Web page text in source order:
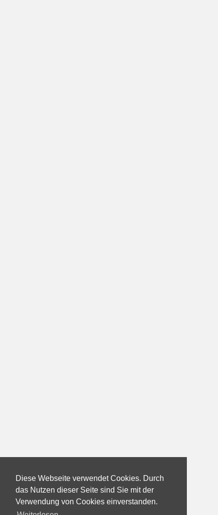
Diese Webseite verwendet Cookies. Durch
das Nutzen dieser Seite sind Sie mit der
Verwendung von Cookies einverstanden.